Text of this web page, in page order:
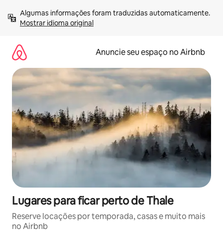
para
Mostrar idioma original
Anuncie seu espaço no Airbnb
Lugares para ficar perto de Thale
Reserve locações por temporada, casas e muito mais
no Airbnb